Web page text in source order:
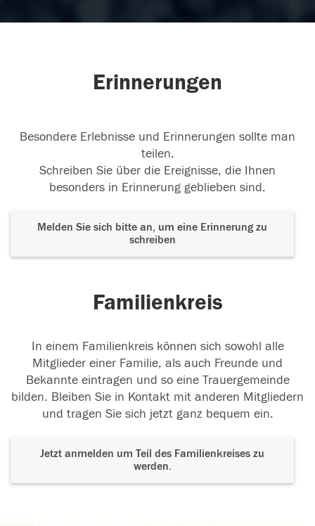
Erinnerungen
Besondere Erlebnisse und Erinnerungen sollte man
teilen.
Schreiben Sie über die Ereignisse, die Ihnen
besonders in Erinnerung geblieben sind.
Melden Sie sich bitte an, um eine Erinnerung zu
schreiben
Familienkreis
In einem Familienkreis können sich sowohl alle
Mitglieder einer Familie, als auch Freunde und
Bekannte eintragen und so eine Trauergemeinde
bilden. Bleiben Sie in Kontakt mit anderen Mitgliedern
und tragen Sie sich jetzt ganz bequem ein.
Jetzt anmelden um Teil des Familienkreises zu
werden.